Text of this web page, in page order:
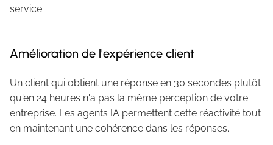
service.
Amélioration de l'expérience client
Un client qui obtient une réponse en 30 secondes plutôt
qu'en 24 heures n'a pas la même perception de votre
entreprise. Les agents IA permettent cette réactivité tout
en maintenant une cohérence dans les réponses.